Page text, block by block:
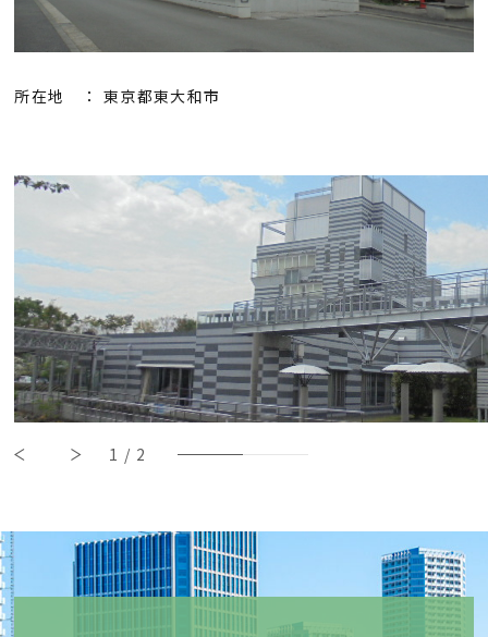
所在地 ： 東京都東大和市
1 / 2